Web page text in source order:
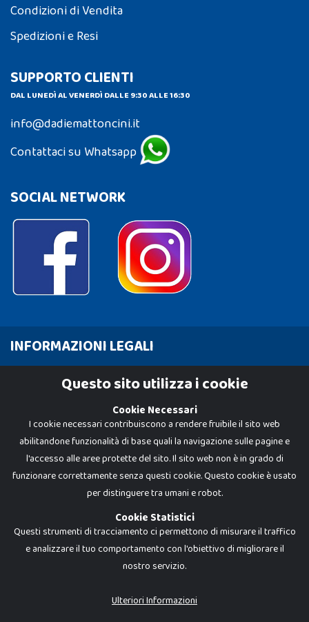
Condizioni di Vendita
Spedizioni e Resi
SUPPORTO CLIENTI
DAL LUNEDÌ AL VENERDÌ DALLE 9:30 ALLE 16:30
info@dadiemattoncini.it
Contattaci su Whatsapp
SOCIAL NETWORK
INFORMAZIONI LEGALI
Cookie Policy
Dadi e Mattoncini è un brand di Giocabene Srl. Ogni riproduzione o utilizzo non
I prezzi e le promozioni pubblicate potrebbero differire da quanto esposto in
Questo sito utilizza i cookie
Cookie Necessari
I cookie necessari contribuiscono a rendere fruibile il sito web
abilitandone funzionalità di base quali la navigazione sulle pagine e
l'accesso alle aree protette del sito. Il sito web non è in grado di
funzionare correttamente senza questi cookie. Questo cookie è usato
per distinguere tra umani e robot.
Cookie Statistici
Questi strumenti di tracciamento ci permettono di misurare il traffico
e analizzare il tuo comportamento con l'obiettivo di migliorare il
nostro servizio.
Ulteriori Informazioni